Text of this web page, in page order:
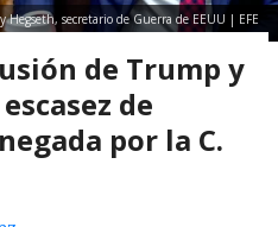
secretario de Guerra de EEUU | EFE
de Trump y
de
por la C.